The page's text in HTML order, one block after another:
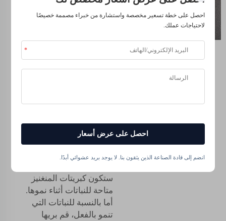
لتعظيم
فعاليته
من أجل السماح للنباتات
الضروري استخدام هذا
توصي شيلايت بإضافة
قبل الزراعة أو زراعة
ستكون كبريتات المنغنيز
متاحة للنباتات أثناء نموها.
أما بالنسبة للنباتات التي
تنمو بالفعل، قم بريها
احصل على خطة تسعير مخصصة واستشارة من خبراء مصممة خصيصًا
لاحتياجات عملك.
احصل على عرض أسعار
انضم إلى قادة الصناعة الذين يثقون بنا. لا يوجد بريد عشوائي أبدًا.